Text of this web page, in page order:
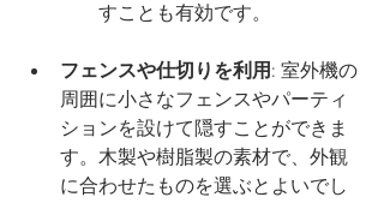
すことも有効です。
フェンスや仕切りを利用: 室外機の
周囲に小さなフェンスやパーティ
ションを設けて隠すことができま
す。木製や樹脂製の素材で、外観
に合わせたものを選ぶとよいでし